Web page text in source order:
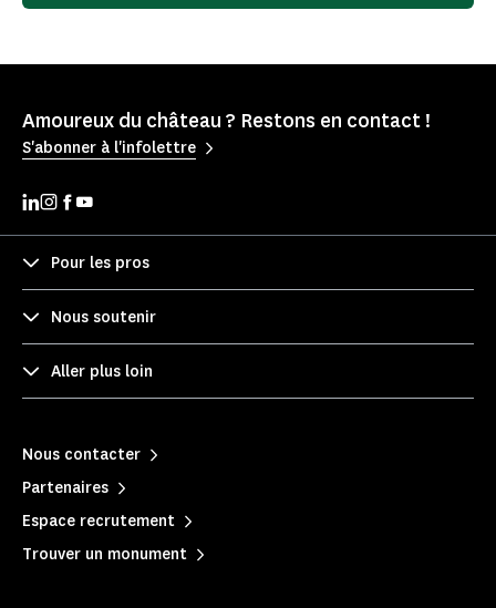
Amoureux du château ? Restons en contact !
S'abonner à l'infolettre
Pour les pros
Nous soutenir
Aller plus loin
Nous contacter
Partenaires
Espace recrutement
Trouver un monument